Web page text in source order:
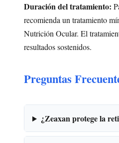
Duración del tratamiento:
recomienda un tratamiento
Nutrición Ocular. El
resultados sostenidos.
Preguntas
¿Zeaxan protege la